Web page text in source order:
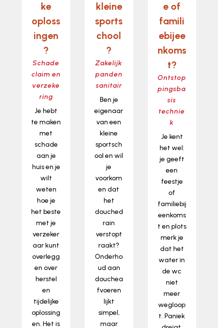
ke
oploss
ingen
?
Schade
claim en
verzeke
ring
Je hebt
te maken
met
schade
aan je
huis en je
wilt
weten
hoe je
het beste
met je
verzeker
aar kunt
overlegg
en over
herstel
en
tijdelijke
oplossing
en. Het is
kleine
sports
chool
?
Zakelijk
panden
sanitair
Ben je
eigenaar
van een
kleine
sportsch
ool en wil
je
voorkom
en dat
het
douched
rain
verstopt
raakt?
Onderho
ud aan
douchea
fvoeren
lijkt
simpel,
maar
e of
famili
ebijee
nkoms
t?
Ontstop
pingsba
sis
technie
k
Je kent
het wel:
je geeft
een
feestje
of
familiebij
eenkoms
t en plots
merk je
dat het
water in
de wc
niet
meer
wegloop
t. Paniek